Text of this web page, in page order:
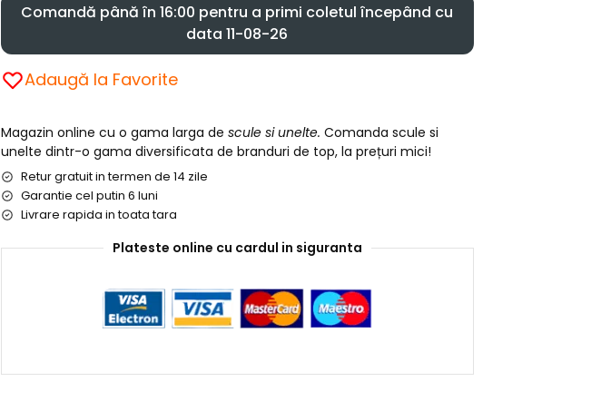
Comandă până în 16:00 pentru a primi coletul începând cu
data 11-08-26
Adaugă la Favorite
Magazin online cu o gama larga de scule si unelte. Comanda scule si
unelte dintr-o gama diversificata de branduri de top, la prețuri mici!
Retur gratuit in termen de 14 zile
Garantie cel putin 6 luni
Livrare rapida in toata tara
Plateste online cu cardul in siguranta